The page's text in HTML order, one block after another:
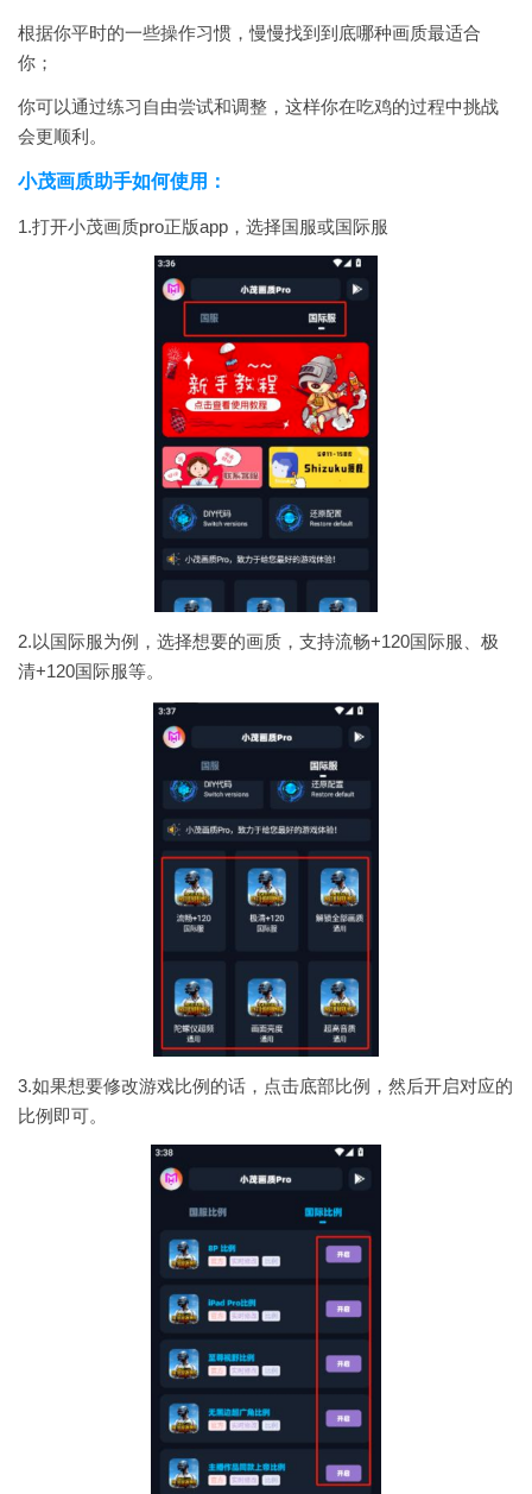
根据你平时的一些操作习惯，慢慢找到到底哪种画质最适合
你；
你可以通过练习自由尝试和调整，这样你在吃鸡的过程中挑战
会更顺利。
小茂画质助手如何使用：
1.打开小茂画质pro正版app，选择国服或国际服
2.以国际服为例，选择想要的画质，支持流畅+120国际服、极
清+120国际服等。
3.如果想要修改游戏比例的话，点击底部比例，然后开启对应的
比例即可。